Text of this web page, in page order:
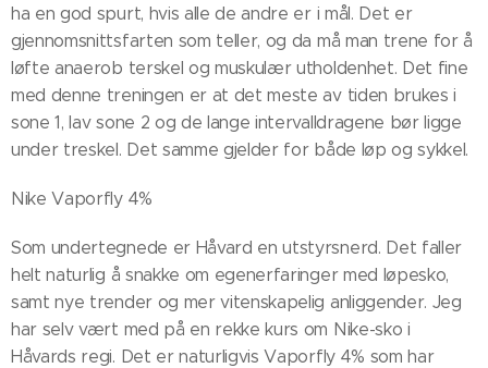
ha en god spurt, hvis alle de andre er i mål. Det er
gjennomsnittsfarten som teller, og da må man trene for å
løfte anaerob terskel og muskulær utholdenhet. Det fine
med denne treningen er at det meste av tiden brukes i
sone 1, lav sone 2 og de lange intervalldragene bør ligge
under treskel. Det samme gjelder for både løp og sykkel.
Nike Vaporfly 4%
Som undertegnede er Håvard en utstyrsnerd. Det faller
helt naturlig å snakke om egenerfaringer med løpesko,
samt nye trender og mer vitenskapelig anliggender. Jeg
har selv vært med på en rekke kurs om Nike-sko i
Håvards regi. Det er naturligvis Vaporfly 4% som har